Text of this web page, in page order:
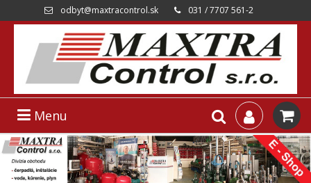
odbyt@maxtracontrol.sk 031 / 7707 561-2
Menu